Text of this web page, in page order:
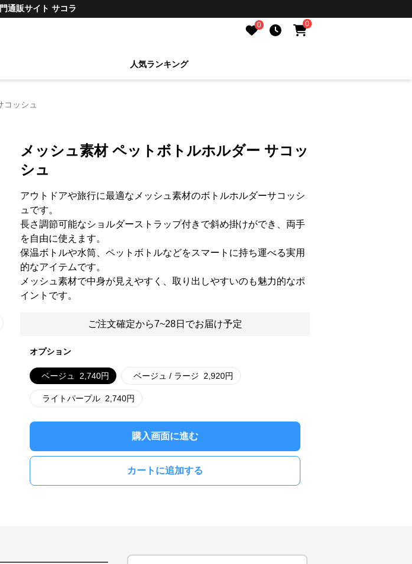
通販サイト サコラ
0 0
人気ランキング
コッシュ
slide
メッシュ素材 ペットボトルホルダー サコッ
シュ
アウトドアや旅行に最適なメッシュ素材のボトルホルダーサコッシ
ュです。
長さ調節可能なショルダーストラップ付きで斜め掛けができ、両手
を自由に使えます。
保温ボトルや水筒、ペットボトルなどをスマートに持ち運べる実用
的なアイテムです。
メッシュ素材で中身が見えやすく、取り出しやすいのも魅力的なポ
イントです。
ご注文確定から7~28日でお届け予定
オプション
ベージュ 2,740円 ベージュ / ラージ 2,920円
ライトパープル 2,740円
購入画面に進む
カートに追加する